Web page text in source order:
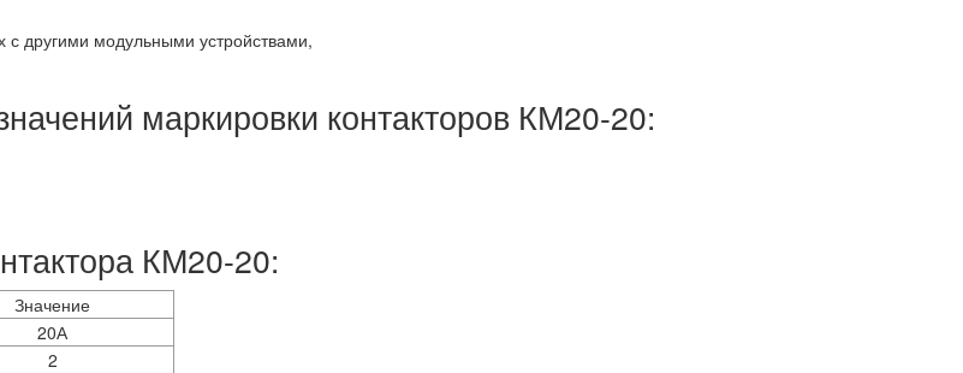
с другими модульными устройствами,
маркировки контакторов КМ20-20:
КМ20-20:
Значение
20А
2